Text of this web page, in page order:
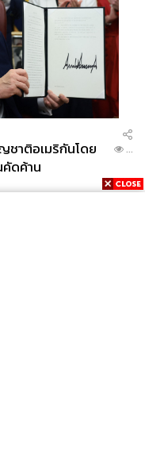
ชาติอเมริกันโดย
ดค้าน
...